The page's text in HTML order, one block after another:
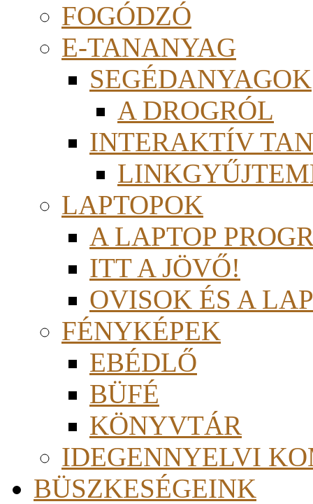
FOGÓDZÓ
E-TANANYAG
SEGÉDANYAGOK
A DROGRÓL
INTERAKTÍV
LAPTOPOK
A LAPTOP
ITT A JÖVŐ!
OVISOK ÉS A
FÉNYKÉPEK
EBÉDLŐ
BÜFÉ
KÖNYVTÁR
IDEGENNYELVI
BÜSZKESÉGEINK